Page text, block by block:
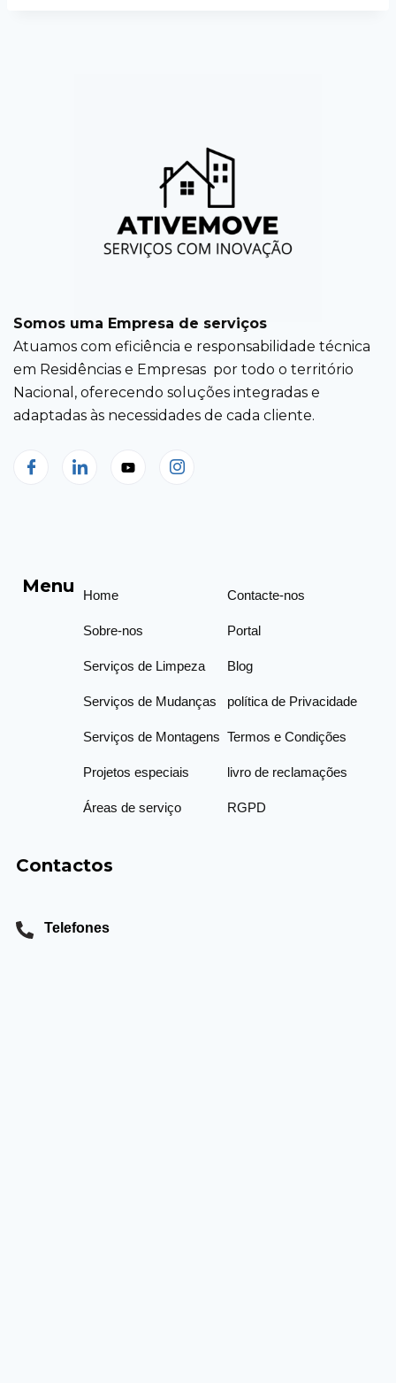
Somos uma Empresa de serviços
Atuamos com eficiência e responsabilidade técnica
em Residências e Empresas por todo o território
Nacional, oferecendo soluções integradas e
adaptadas às necessidades de cada cliente.
Menu Home
Sobre-nos
Serviços de Limpeza
Serviços de Mudanças
Serviços de Montagens
Projetos especiais
Áreas de serviço
Contacte-nos
Portal
Blog
política de Privacidade
Termos e Condições
livro de reclamações
RGPD
Contactos
Telefones